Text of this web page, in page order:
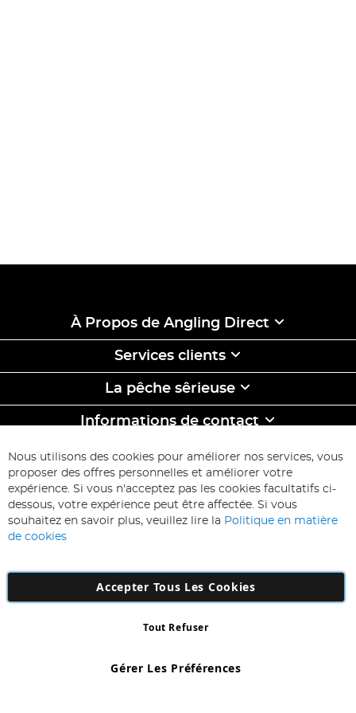
À Propos de Angling Direct
Services clients
La pêche sêrieuse
Informations de contact
ABONNEZ-VOUS & ECONOMISEZ
Inscription
à
d’information
:
Inscription
Number: 863029607
Nous utilisons des cookies pour améliorer nos services, vous
proposer des offres personnelles et améliorer votre
expérience. Si vous n'acceptez pas les cookies facultatifs ci-
dessous, votre expérience peut être affectée. Si vous
souhaitez en savoir plus, veuillez lire la Politique en matière
de cookies
Accepter Tous Les Cookies
Gérer Les Préférences
Tout Refuser